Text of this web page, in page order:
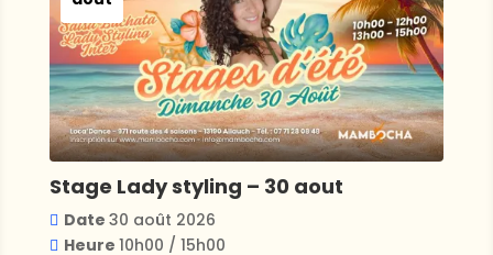
Stage Lady styling – 30 aout
Date 30 août 2026
Heure 10h00 / 15h00